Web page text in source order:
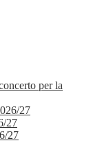
per la
27
27
27